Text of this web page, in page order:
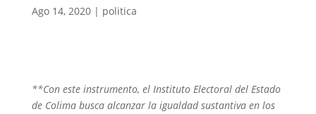
Ago 14, 2020| politica
**Con este instrumento, el Instituto Electoral del Estado
de Colima buscaalcanzar la igualdad sustantiva en los